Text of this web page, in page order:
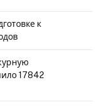
к
17842